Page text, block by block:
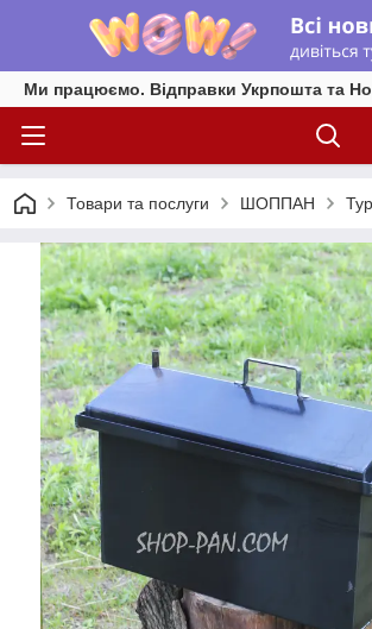
Ми працюємо. Відправки Укрпошта та
Товари та послуги ШОППАН